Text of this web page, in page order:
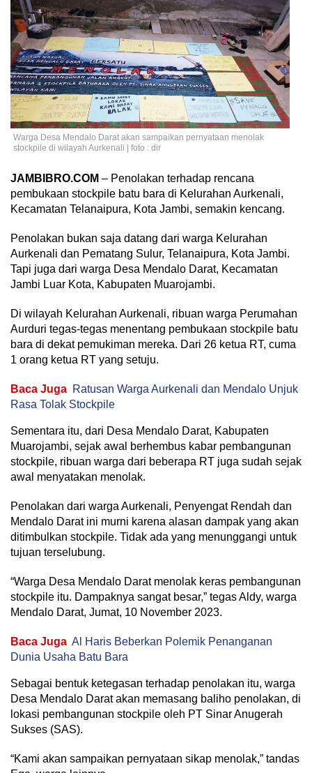
Warga Desa Mendalo Darat akan sampaikan pernyataan menolak
stockpile di wilayah Aurkenali | foto : dir
JAMBIBRO.COM – Penolakan terhadap rencana
pembukaan stockpile batu bara di Kelurahan Aurkenali,
Kecamatan Telanaipura, Kota Jambi, semakin kencang.
Penolakan bukan saja datang dari warga Kelurahan
Aurkenali dan Pematang Sulur, Telanaipura, Kota Jambi.
Tapi juga dari warga Desa Mendalo Darat, Kecamatan
Jambi Luar Kota, Kabupaten Muarojambi.
Di wilayah Kelurahan Aurkenali, ribuan warga Perumahan
Aurduri tegas-tegas menentang pembukaan stockpile batu
bara di dekat pemukiman mereka. Dari 26 ketua RT, cuma
1 orang ketua RT yang setuju.
Baca Juga Ratusan Warga Aurkenali dan Mendalo Unjuk
Rasa Tolak Stockpile
Sementara itu, dari Desa Mendalo Darat, Kabupaten
Muarojambi, sejak awal berhembus kabar pembangunan
stockpile, ribuan warga dari beberapa RT juga sudah sejak
awal menyatakan menolak.
Penolakan dari warga Aurkenali, Penyengat Rendah dan
Mendalo Darat ini murni karena alasan dampak yang akan
ditimbulkan stockpile. Tidak ada yang menunggangi untuk
tujuan terselubung.
“Warga Desa Mendalo Darat menolak keras pembangunan
stockpile itu. Dampaknya sangat besar,” tegas Aldy, warga
Mendalo Darat, Jumat, 10 November 2023.
Baca Juga Al Haris Beberkan Polemik Penanganan
Dunia Usaha Batu Bara
Sebagai bentuk ketegasan terhadap penolakan itu, warga
Desa Mendalo Darat akan memasang baliho penolakan, di
lokasi pembangunan stockpile oleh PT Sinar Anugerah
Sukses (SAS).
“Kami akan sampaikan pernyataan sikap menolak,” tandas